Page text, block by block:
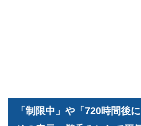
「制限中」や「720時間後